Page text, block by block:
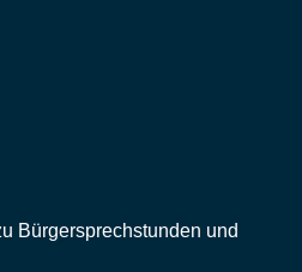
Bürgersprechstunden und